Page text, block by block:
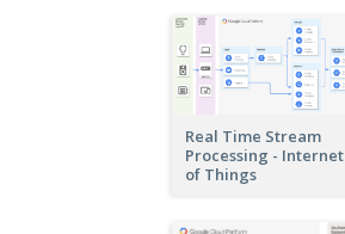
Real Time Stream
Processing - Internet
of Things